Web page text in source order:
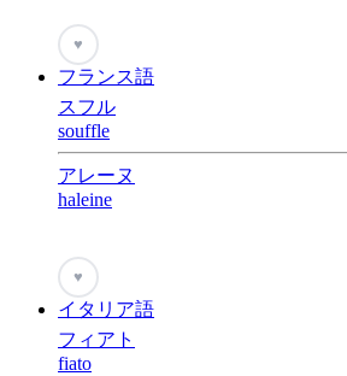
♥
フランス語
スフル
souffle
アレーヌ
haleine
♥
イタリア語
フィアト
fiato